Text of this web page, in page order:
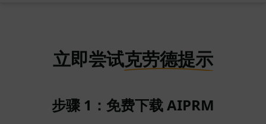
立即尝试克劳德提示
步骤 1：免费下载 AIPRM